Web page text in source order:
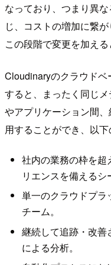
なっており、つまり異
じ、コストの増加に繋
この段階で変更を加え
Cloudinaryのクラウド
すると、まったく同じ
やアプリケーション間
用することができ、以下
社内の業務の枠を
リエンスを備えるシ
単一のクラウドプラ
チーム。
継続して追跡・改善
による分析。